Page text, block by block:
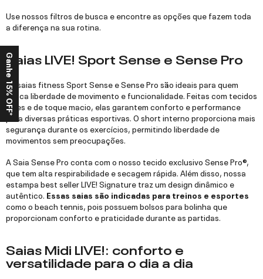
Use nossos filtros de busca e encontre as opções que fazem toda
a diferença na sua rotina.
Saias LIVE! Sport Sense e Sense Pro
As saias fitness Sport Sense e Sense Pro são ideais para quem
busca liberdade de movimento e funcionalidade. Feitas com tecidos
leves e de toque macio, elas garantem conforto e performance
para diversas práticas esportivas. O short interno proporciona mais
segurança durante os exercícios, permitindo liberdade de
movimentos sem preocupações.
A Saia Sense Pro conta com o nosso tecido exclusivo Sense Pro®,
que tem alta respirabilidade e secagem rápida. Além disso, nossa
estampa best seller LIVE! Signature traz um design dinâmico e
autêntico. Essas saias são indicadas para treinos e esportes
como o beach tennis, pois possuem bolsos para bolinha que
proporcionam conforto e praticidade durante as partidas.
Saias Midi LIVE!: conforto e
versatilidade para o dia a dia
Ganhe 15% OFF*